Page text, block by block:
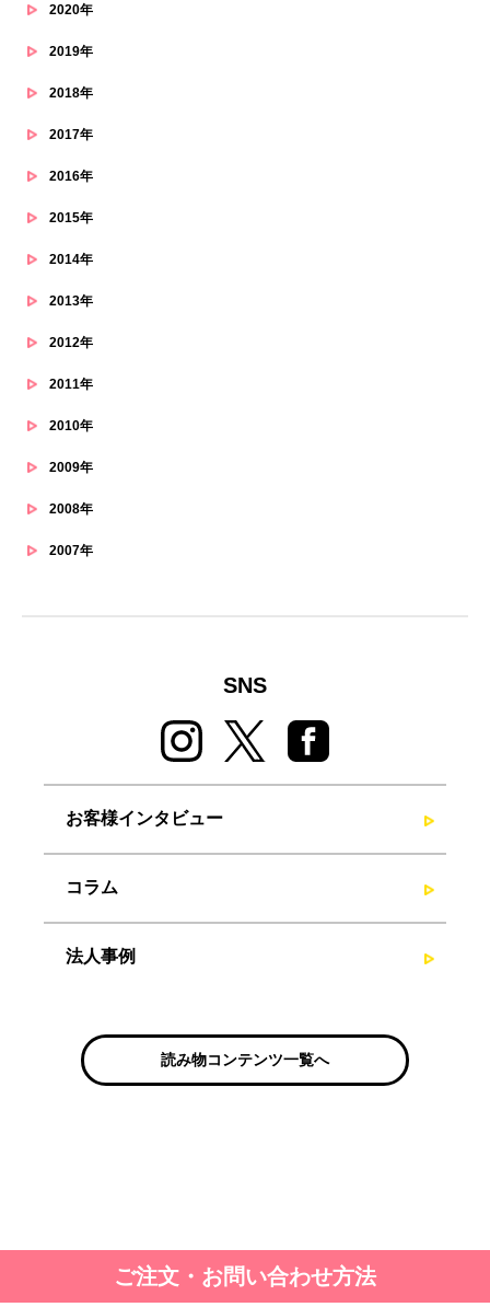
2020年
2019年
2018年
2017年
2016年
2015年
2014年
2013年
2012年
2011年
2010年
2009年
2008年
2007年
SNS
お客様インタビュー
コラム
法人事例
読み物コンテンツ一覧へ
ご注文・お問い合わせ方法